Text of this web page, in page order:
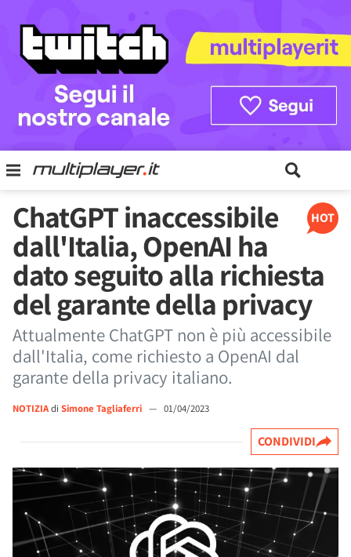
HOT
ChatGPT inaccessibile
dall'Italia, OpenAI ha
dato seguito alla richiesta
del garante della privacy
Attualmente ChatGPT non è più accessibile
dall'Italia, come richiesto a OpenAI dal
garante della privacy italiano.
NOTIZIAdi Simone Tagliaferri — 01/04/2023
CONDIVIDI